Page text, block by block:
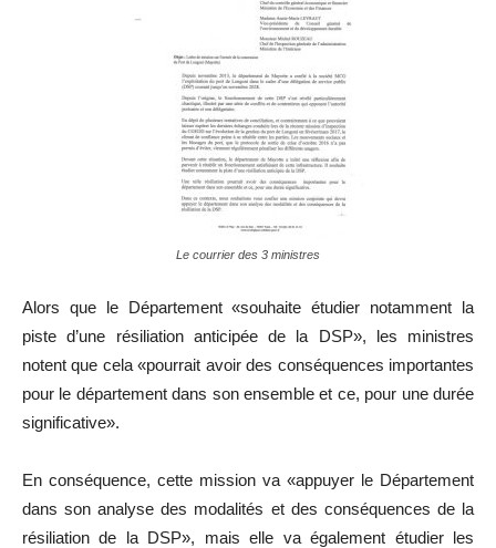
Le courrier des 3 ministres
Alors que le Département «souhaite étudier notamment la
piste d’une résiliation anticipée de la DSP», les ministres
notent que cela «pourrait avoir des conséquences importantes
pour le département dans son ensemble et ce, pour une durée
significative».
En conséquence, cette mission va «appuyer le Département
dans son analyse des modalités et des conséquences de la
résiliation de la DSP», mais elle va également étudier les